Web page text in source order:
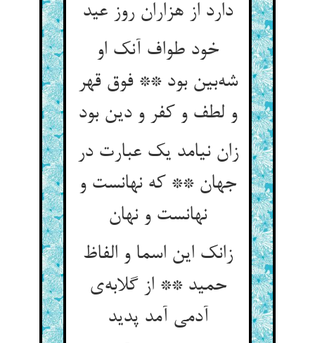
دارد از هزاران روز عید
خود طواف آنک او
شه‌بین بود ** فوق قهر
و لطف و کفر و دین بود
زان نیامد یک عبارت در
جهان ** که نهانست و
نهانست و نهان
زانک این اسما و الفاظ
حمید ** از گلابه‌ی
آدمی آمد پدید